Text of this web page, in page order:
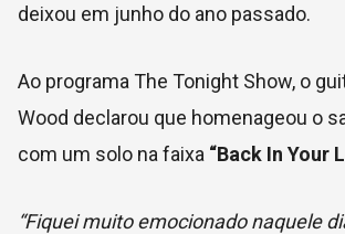
deixou em junho do ano passado.
Ao programa The Tonight Show, o
Wood declarou que homenageou o
com um solo na faixa “Back In Your
“Fiquei muito emocionado naquele